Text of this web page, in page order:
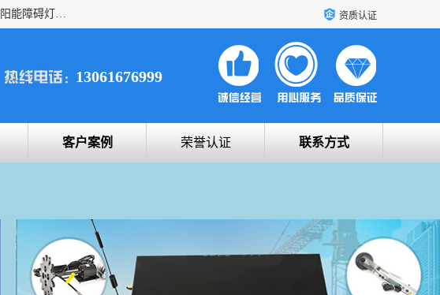
上海宇叶电子科技有限公司是吊钩视频监控、升降机监控、卸料平台监控、塔吊防碰撞、黑匣子防碰撞、风速仪，太阳能障碍灯安全提示灯等一系列升降机的常用配件产品专业研发生产加工的公司，拥有完整、科学的质量管理体系。 资质认证
13061676999
客户案例 荣誉认证 联系方式